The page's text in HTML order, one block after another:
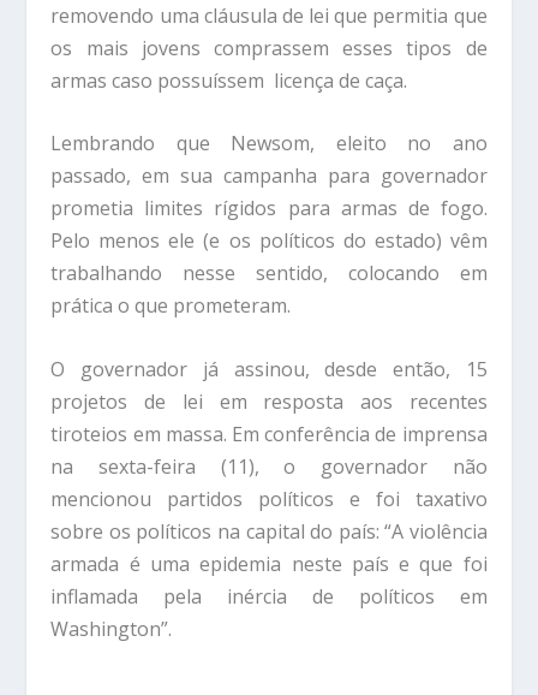
removendo uma cláusula de lei que permitia que
os mais jovens comprassem esses tipos de
armas caso possuíssem licença de caça.
Lembrando que Newsom, eleito no ano
passado, em sua campanha para governador
prometia limites rígidos para armas de fogo.
Pelo menos ele (e os políticos do estado) vêm
trabalhando nesse sentido, colocando em
prática o que prometeram.
O governador já assinou, desde então, 15
projetos de lei em resposta aos recentes
tiroteios em massa. Em conferência de imprensa
na sexta-feira (11), o governador não
mencionou partidos políticos e foi taxativo
sobre os políticos na capital do país: “A violência
armada é uma epidemia neste país e que foi
inflamada pela inércia de políticos em
Washington”.